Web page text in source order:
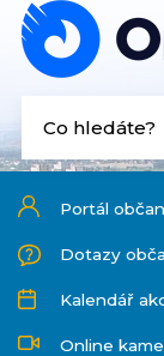
Portál
Dotazy
Kalendář
Online